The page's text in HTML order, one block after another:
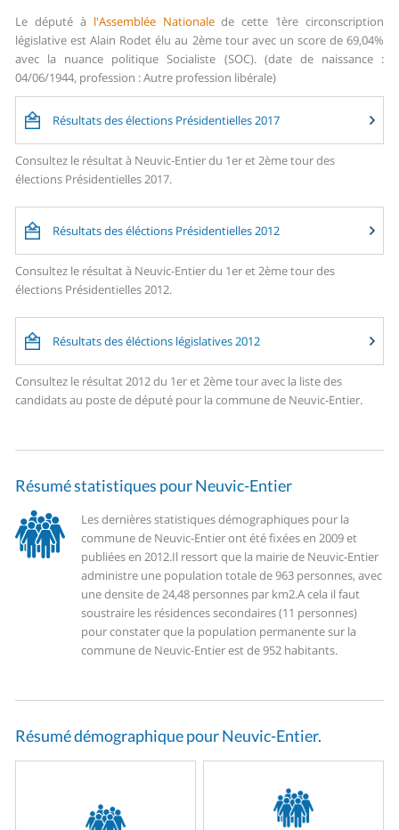
Le député à l'Assemblée Nationalede cette 1ère circonscription
législative est Alain Rodet élu au 2ème tour avec un score de 69,04%
avec la nuance politique Socialiste (SOC). (date de naissance :
04/06/1944, profession : Autre profession libérale)
Résultats des élections Présidentielles 2017
Consultez le résultat à Neuvic-Entier du 1er et 2ème tour des
élections Présidentielles 2017.
Résultats des éléctions Présidentielles 2012
Consultez le résultat à Neuvic-Entier du 1er et 2ème tour des
élections Présidentielles 2012.
Résultats des éléctions législatives 2012
Consultez le résultat 2012 du 1er et 2ème tour avec la liste des
candidats au poste de député pour la commune de Neuvic-Entier.
Résumé statistiques pour Neuvic-Entier
Les dernières statistiques démographiques pour la
commune de Neuvic-Entier ont été fixées en 2009 et
publiées en 2012.Il ressort que la mairie de Neuvic-Entier
administre une population totale de 963 personnes, avec
une densite de 24,48 personnes par km2.A cela il faut
soustraire les résidences secondaires (11 personnes)
pour constater que la population permanente sur la
commune de Neuvic-Entier est de 952 habitants.
Résumé démographique pour Neuvic-Entier.